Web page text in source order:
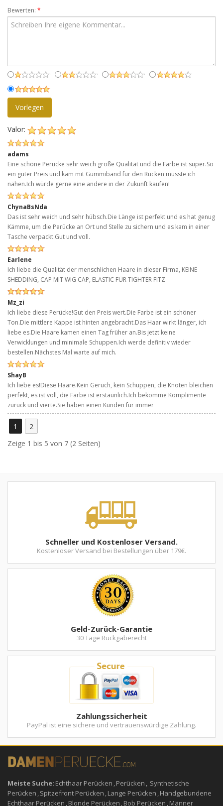
Bewerten: *
Vorlegen
Valor:
adams
Eine schöne Perücke sehr weich große Qualität und die Farbe ist super.So
ein guter Preis und kam mit Gummiband für den Rücken musste ich
nähen.Ich würde gerne eine andere in der Zukunft kaufen!
ChynaBsNda
Das ist sehr weich und sehr hübsch.Die Länge ist perfekt und es hat genug
Kämme, um die Perücke an Ort und Stelle zu sichern und es kam in einer
Tasche verpackt.Gut und voll.
Earlene
Ich liebe die Qualität der menschlichen Haare in dieser Firma, KEINE
SHEDDING, CAP MIT WIG CAP, ELASTIC FÜR TIGHTER FITZ
Mz_zi
Ich liebe diese Perücke!Gut den Preis wert.Die Farbe ist ein schöner
Ton.Die mittlere Kappe ist hinten angebracht.Das Haar wirkt länger, ich
liebe es.Die Haare kamen einen Tag früher an.Bis jetzt keine
Verwicklungen und minimale Schuppen.Ich werde definitiv wieder
bestellen.Nächstes Mal warte auf mich.
ShayB
Ich liebe es!Diese Haare.Kein Geruch, kein Schuppen, die Knoten bleichen
perfekt, es ist voll, die Farbe ist erstaunlich.Ich bekomme Komplimente
zurück und vierte.Sie haben einen Kunden für immer
1
2
Zeige 1 bis 5 von 7 (2 Seiten)
Schneller und Kostenloser Versand.
Kostenloser Versand bei Bestellungen über 179€.
Geld-Zurück-Garantie
30 Tage Rückgaberecht
Zahlungssicherheit
PayPal ist eine sichere und vertrauenswürdige Zahlung.
Meiste Suche: Echthaar Perücken ,Perücken , Synthetische
Perücken ,Spitzefront Perücken ,Lange Perücken ,Handgebundene
Echthaar Perücken ,Blonde Perücken ,Bob Perücken ,Männer